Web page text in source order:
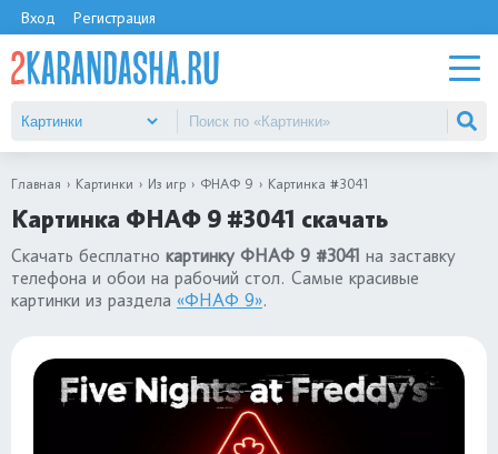
Вход Регистрация
Главная Картинки Из игр ФНАФ 9 Картинка #3041
Картинка ФНАФ 9 #3041 скачать
Скачать бесплатно картинку ФНАФ 9 #3041 на заставку
телефона и обои на рабочий стол. Самые красивые
картинки из раздела «ФНАФ 9».